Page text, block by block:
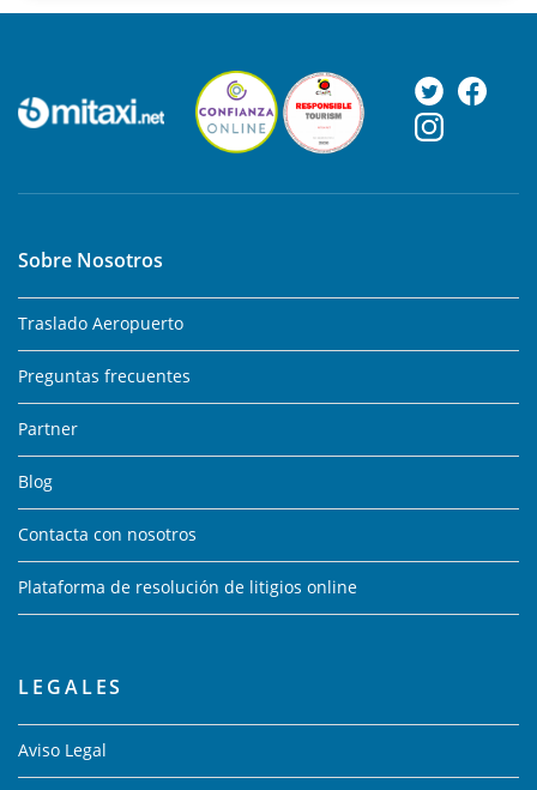
Sobre Nosotros
Traslado Aeropuerto
Preguntas frecuentes
Partner
Blog
Contacta con nosotros
Plataforma de resolución de litigios online
LEGALES
Aviso Legal